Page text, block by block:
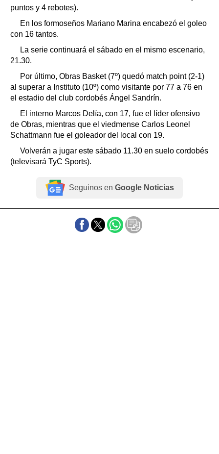
puntos y 4 rebotes).
En los formoseños Mariano Marina encabezó el goleo
con 16 tantos.
La serie continuará el sábado en el mismo escenario,
21.30.
Por último, Obras Basket (7º) quedó match point (2-1)
al superar a Instituto (10º) como visitante por 77 a 76 en
el estadio del club cordobés Ángel Sandrín.
El interno Marcos Delía, con 17, fue el líder ofensivo
de Obras, mientras que el viedmense Carlos Leonel
Schattmann fue el goleador del local con 19.
Volverán a jugar este sábado 11.30 en suelo cordobés
(televisará TyC Sports).
Seguinos en Google Noticias